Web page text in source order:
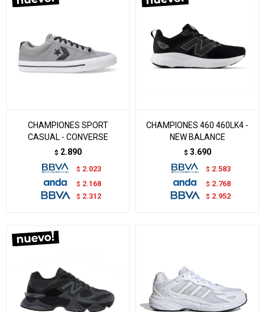
CHAMPIONES SPORT
CASUAL - CONVERSE
$ 2.890
$ 2.023
$ 2.168
$ 2.312
CHAMPIONES 460 460LK4 -
NEW BALANCE
$ 3.690
$ 2.583
$ 2.768
$ 2.952